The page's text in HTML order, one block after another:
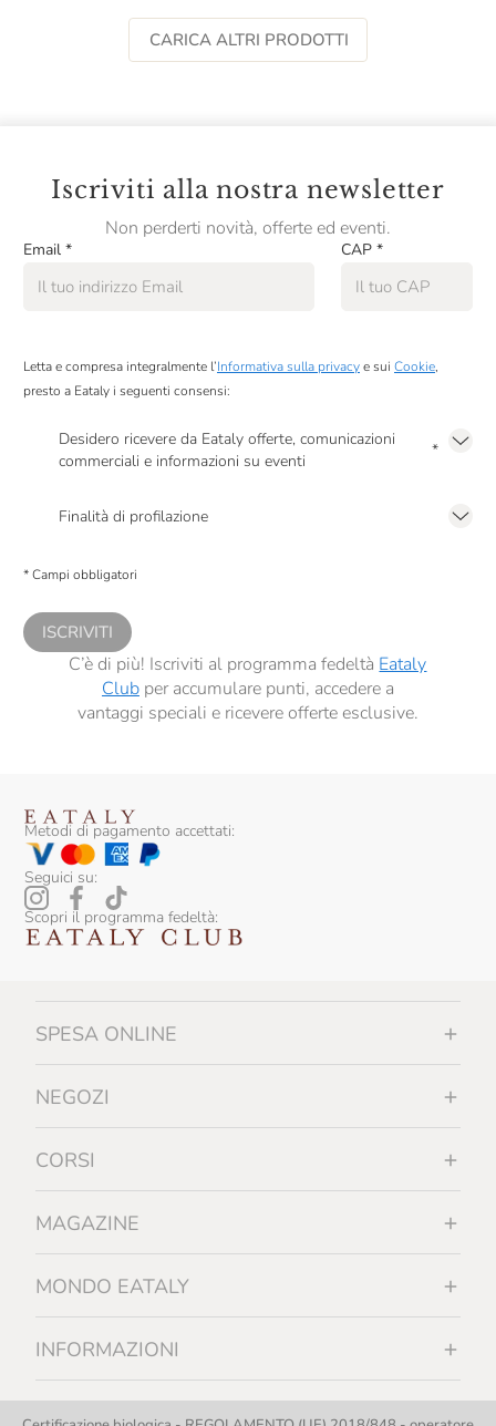
CARICA ALTRI PRODOTTI
Iscriviti alla nostra newsletter
Non perderti novità, offerte ed eventi.
Email * CAP *
Letta e compresa integralmente l’Informativa sulla privacye sui Cookie,
presto a Eataly i seguenti consensi:
Desidero ricevere da Eataly offerte, comunicazioni
commerciali e informazioni su eventi
*
Finalità di profilazione
comunicazioni commerciali personalizzate, in caso di consenso prestato ai
* Campi obbligatori
ISCRIVITI
C’è di più! Iscriviti al programma fedeltà Eataly
Clubper accumulare punti, accedere a
vantaggi speciali e ricevere offerte esclusive.
Metodi di pagamento accettati:
Seguici su:
Scopri il programma fedeltà:
SPESA ONLINE
NEGOZI
CORSI
MAGAZINE
MONDO EATALY
INFORMAZIONI